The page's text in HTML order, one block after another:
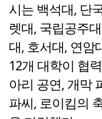
시는 백석대, 단
렛대, 국립공주
대, 호서대, 연암
12개 대학이 협
아리 공연, 개막
파씨, 로이킴의